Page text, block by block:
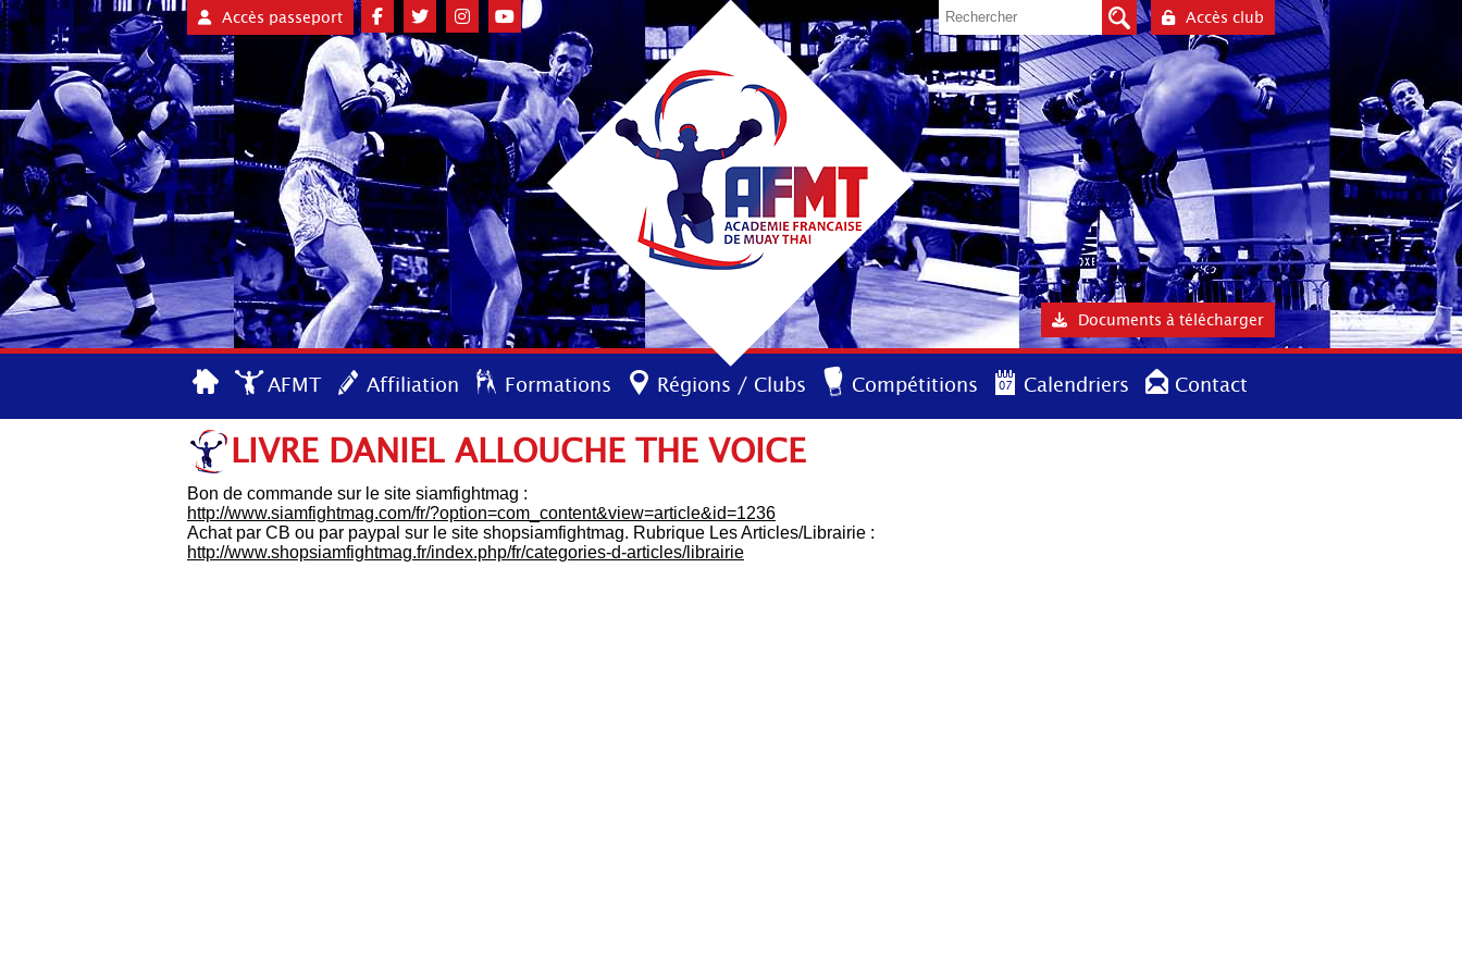
Accès passeport Accès club
Documents à télécharger
AFMT Affiliation Formations Régions / Clubs Compétitions Calendriers Contact
LIVRE DANIEL ALLOUCHE THE VOICE
Bon de commande sur le site siamfightmag :
http://www.siamfightmag.com/fr/?option=com_content&view=article&id=1236
Achat par CB ou par paypal sur le site shopsiamfightmag. Rubrique Les Articles/Librairie :
http://www.shopsiamfightmag.fr/index.php/fr/categories-d-articles/librairie